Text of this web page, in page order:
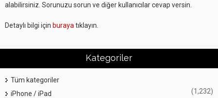
alabilirsiniz. Sorunuzu sorun ve diğer kullanıcılar cevap versin.
Detaylı bilgi için buraya tıklayın.
Kategoriler
Tüm kategoriler
iPhone / iPad
(1,232)